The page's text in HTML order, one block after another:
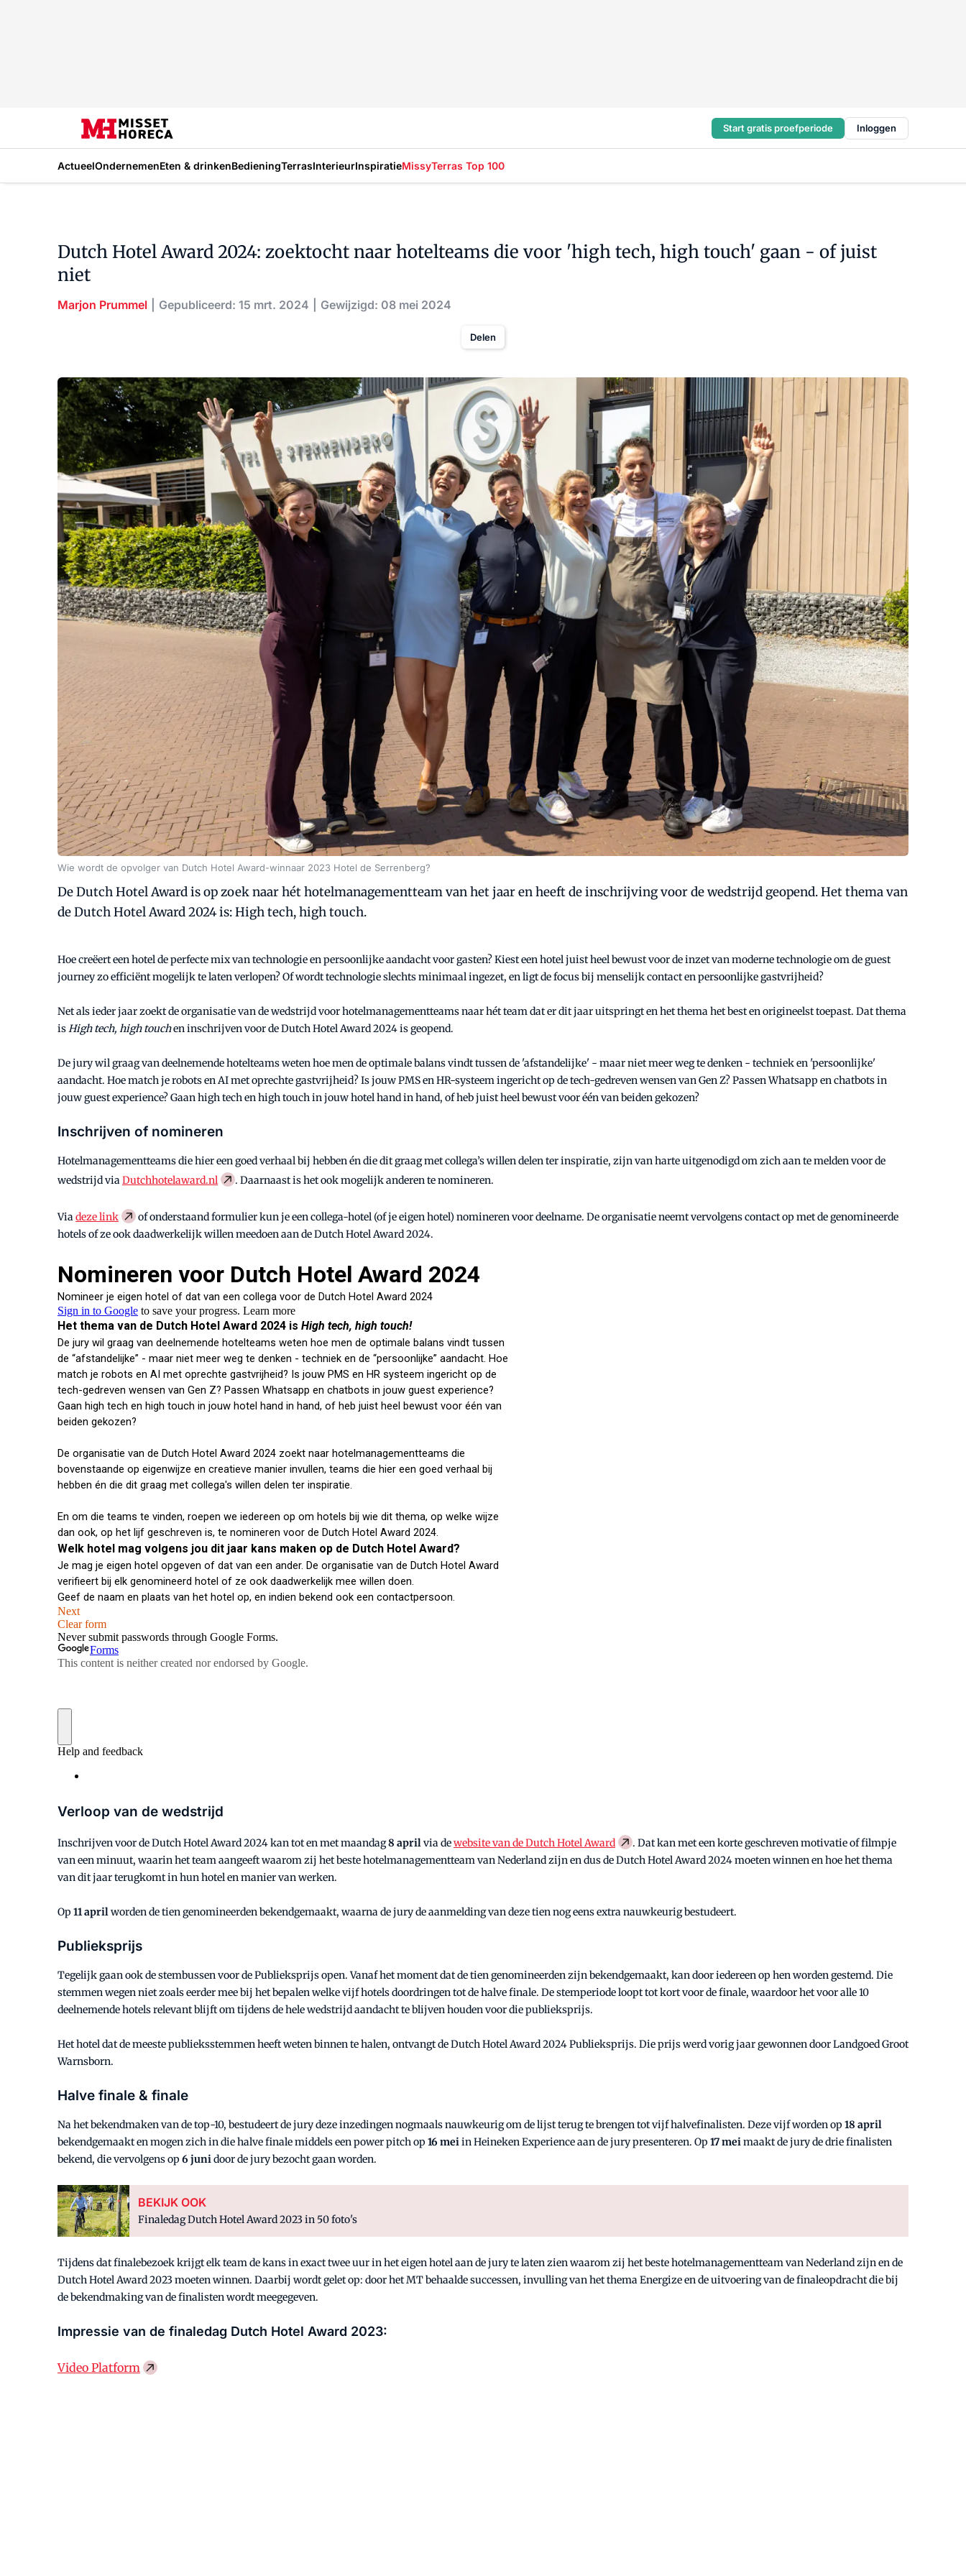
Start gratis proefperiode Inloggen
ActueelOndernemenEten & drinkenBedieningTerrasInterieurInspiratieMissyTerras Top 100
Dutch Hotel Award 2024: zoektocht naar hotelteams die voor 'high tech, high touch' gaan - of juist
niet
Marjon Prummel Gepubliceerd: 15 mrt. 2024 Gewijzigd: 08 mei 2024
Delen
Wie wordt de opvolger van Dutch Hotel Award-winnaar 2023 Hotel de Serrenberg?
De Dutch Hotel Award is op zoek naar hét hotelmanagementteam van het jaar en heeft de inschrijving voor de wedstrijd geopend. Het thema van
de Dutch Hotel Award 2024 is: High tech, high touch.
Hoe creëert een hotel de perfecte mix van technologie en persoonlijke aandacht voor gasten? Kiest een hotel juist heel bewust voor de inzet van moderne technologie om de guest
journey zo efficiënt mogelijk te laten verlopen? Of wordt technologie slechts minimaal ingezet, en ligt de focus bij menselijk contact en persoonlijke gastvrijheid?
Net als ieder jaar zoekt de organisatie van de wedstrijd voor hotelmanagementteams naar hét team dat er dit jaar uitspringt en het thema het best en origineelst toepast. Dat thema
isHigh tech, high touchen inschrijven voor de Dutch Hotel Award 2024 is geopend.
De jury wil graag van deelnemende hotelteams weten hoe men de optimale balans vindt tussen de 'afstandelijke' - maar niet meer weg te denken - techniek en 'persoonlijke'
aandacht. Hoe match je robots en AI met oprechte gastvrijheid? Is jouw PMS en HR-systeem ingericht op de tech-gedreven wensen van Gen Z? Passen Whatsapp en chatbots in
jouw guest experience? Gaan high tech en high touch in jouw hotel hand in hand, of heb juist heel bewust voor één van beiden gekozen?
Inschrijven of nomineren
Hotelmanagementteams die hier een goed verhaal bij hebben én die dit graag met collega’s willen delen ter inspiratie, zijn van harte uitgenodigd om zich aan te melden voor de
wedstrijd viaDutchhotelaward.nl . Daarnaast is het ook mogelijk anderen te nomineren.
Viadeze link
of onderstaand formulier kun je een collega-hotel (of je eigen hotel) nomineren voor deelname. De organisatie neemt vervolgens contact op met de genomineerde
hotels of ze ook daadwerkelijk willen meedoen aan de Dutch Hotel Award 2024.
Verloop van de wedstrijd
Inschrijven voor de Dutch Hotel Award 2024 kan tot en met maandag8 aprilvia dewebsite van de Dutch Hotel Award
. Dat kan met een korte geschreven motivatie of filmpje
van een minuut, waarin het team aangeeft waarom zij het beste hotelmanagementteam van Nederland zijn en dus de Dutch Hotel Award 2024 moeten winnen en hoe het thema
van dit jaar terugkomt in hun hotel en manier van werken.
Op 11 aprilworden de tien genomineerden bekendgemaakt, waarna de jury de aanmelding van deze tien nog eens extra nauwkeurig bestudeert.
Publieksprijs
Tegelijk gaan ook de stembussen voor de Publieksprijs open. Vanaf het moment dat de tien genomineerden zijn bekendgemaakt, kan door iedereen op hen worden gestemd. Die
stemmen wegen niet zoals eerder mee bij het bepalen welke vijf hotels doordringen tot de halve finale. De stemperiode loopt tot kort voor de finale, waardoor het voor alle 10
deelnemende hotels relevant blijft om tijdens de hele wedstrijd aandacht te blijven houden voor die publieksprijs.
Het hotel dat de meeste publieksstemmen heeft weten binnen te halen, ontvangt de Dutch Hotel Award 2024 Publieksprijs. Die prijs werd vorig jaar gewonnen door Landgoed Groot
Warnsborn.
Halve finale & finale
Na het bekendmaken van de top-10, bestudeert de jury deze inzedingen nogmaals nauwkeurig om de lijst terug te brengen tot vijf halvefinalisten. Deze vijf worden op 18 april
bekendgemaakt en mogen zich in die halve finale middels een power pitch op 16 meiin Heineken Experience aan de jury presenteren. Op 17 meimaakt de jury de drie finalisten
bekend, die vervolgens op 6 junidoor de jury bezocht gaan worden.
BEKIJK OOK
Finaledag Dutch Hotel Award 2023 in 50 foto's
Tijdens dat finalebezoek krijgt elk team de kans in exact twee uur in het eigen hotel aan de jury te laten zien waarom zij het beste hotelmanagementteam van Nederland zijn en de
Dutch Hotel Award 2023 moeten winnen. Daarbij wordt gelet op: door het MT behaalde successen, invulling van het thema Energize en de uitvoering van de finaleopdracht die bij
de bekendmaking van de finalisten wordt meegegeven.
Impressie van de finaledag Dutch Hotel Award 2023:
Video Platform